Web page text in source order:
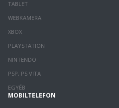
TABLET
WEBKAMERA
XBOX
PLAYSTATION
NINTENDO
PSP, PS VITA
EGYÉB
MOBILTELEFON